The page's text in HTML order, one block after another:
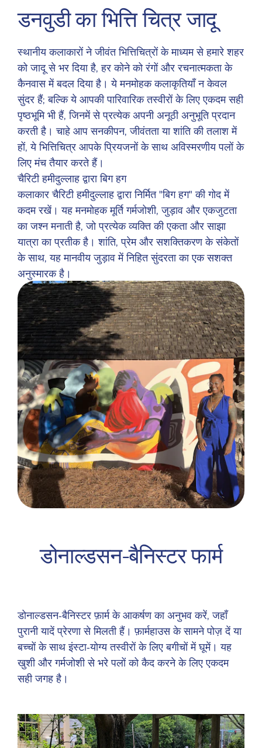
डनवुडी का भित्ति चित्र जादू
स्थानीय कलाकारों ने जीवंत भित्तिचित्रों के माध्यम से हमारे शहर
को जादू से भर दिया है, हर कोने को रंगों और रचनात्मकता के
कैनवास में बदल दिया है। ये मनमोहक कलाकृतियाँ न केवल
सुंदर हैं; बल्कि ये आपकी पारिवारिक तस्वीरों के लिए एकदम सही
पृष्ठभूमि भी हैं, जिनमें से प्रत्येक अपनी अनूठी अनुभूति प्रदान
करती है। चाहे आप सनकीपन, जीवंतता या शांति की तलाश में
हों, ये भित्तिचित्र आपके प्रियजनों के साथ अविस्मरणीय पलों के
लिए मंच तैयार करते हैं।
चैरिटी हमीदुल्लाह द्वारा बिग हग
कलाकार चैरिटी हमीदुल्लाह द्वारा निर्मित "बिग हग" की गोद में
कदम रखें। यह मनमोहक मूर्ति गर्मजोशी, जुड़ाव और एकजुटता
का जश्न मनाती है, जो प्रत्येक व्यक्ति की एकता और साझा
यात्रा का प्रतीक है। शांति, प्रेम और सशक्तिकरण के संकेतों
के साथ, यह मानवीय जुड़ाव में निहित सुंदरता का एक सशक्त
अनुस्मारक है।
डोनाल्डसन-बैनिस्टर फार्म
डोनाल्डसन-बैनिस्टर फ़ार्म के आकर्षण का अनुभव करें, जहाँ
पुरानी यादें प्रेरणा से मिलती हैं। फ़ार्महाउस के सामने पोज़ दें या
बच्चों के साथ इंस्टा-योग्य तस्वीरों के लिए बगीचों में घूमें। यह
खुशी और गर्मजोशी से भरे पलों को कैद करने के लिए एकदम
सही जगह है।